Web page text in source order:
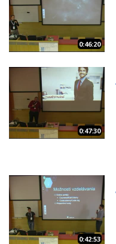
0:46:20
0:47:30
0:42:53